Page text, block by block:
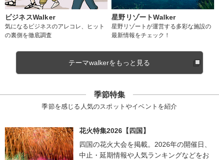
ビジネスWalker
気になるビジネスのアレコレ、ヒット
の裏側を徹底調査
星野リゾートWalker
星野リゾートが運営する多彩な施設の
最新情報をチェック！
テーマwalkerをもっと見る
季節特集
季節を感じる人気のスポットやイベントを紹介
花火特集2026【四国】
四国の花火大会を掲載。2026年の開催日、
中止・延期情報や人気ランキングなどをお